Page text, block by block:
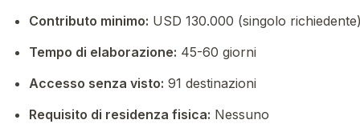
Contributo minimo: USD 130.000 (singolo
Tempo di elaborazione: 45-60 giorni
Accesso senza visto: 91 destinazioni
Requisito di residenza fisica: Nessuno